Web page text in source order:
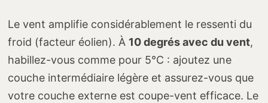
Le vent amplifie considérablement le ressenti du
froid (facteur éolien). À 10 degrés avec du vent,
habillez-vous comme pour 5°C : ajoutez une
couche intermédiaire légère et assurez-vous que
votre couche externe est coupe-vent efficace. Le